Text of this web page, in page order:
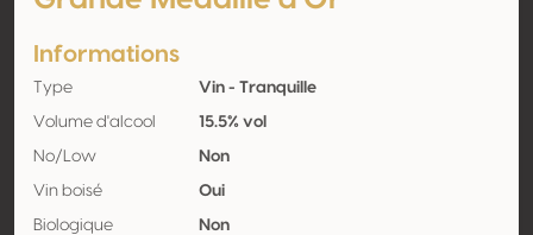
Informations
Type Vin - Tranquille
Volume d'alcool 15.5% vol
No/Low Non
Vin boisé Oui
Biologique Non